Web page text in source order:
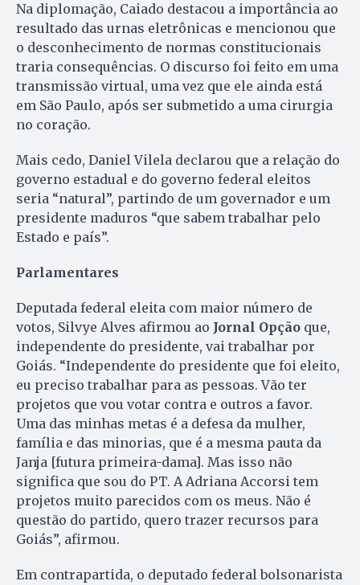
Na diplomação, Caiado destacou a importância ao
resultado das urnas eletrônicas e mencionou que
o desconhecimento de normas constitucionais
traria consequências. O discurso foi feito em uma
transmissão virtual, uma vez que ele ainda está
em São Paulo, após ser submetido a uma cirurgia
no coração.
Mais cedo, Daniel Vilela declarou que a relação do
governo estadual e do governo federal eleitos
seria “natural”, partindo de um governador e um
presidente maduros “que sabem trabalhar pelo
Estado e país”.
Parlamentares
Deputada federal eleita com maior número de
votos, Silvye Alves afirmou ao Jornal Opção que,
independente do presidente, vai trabalhar por
Goiás. “Independente do presidente que foi eleito,
eu preciso trabalhar para as pessoas. Vão ter
projetos que vou votar contra e outros a favor.
Uma das minhas metas é a defesa da mulher,
família e das minorias, que é a mesma pauta da
Janja [futura primeira-dama]. Mas isso não
significa que sou do PT. A Adriana Accorsi tem
projetos muito parecidos com os meus. Não é
questão do partido, quero trazer recursos para
Goiás”, afirmou.
Em contrapartida, o deputado federal bolsonarista